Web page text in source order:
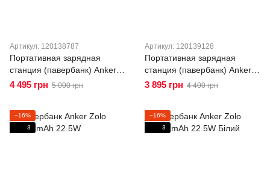
Артикул: 120138787
Портативная зарядная
станция (павербанк) Anker
Power Bank A1695 25 000
планшетов и смартфонов
Black
4 495 грн 5 000 грн
Артикул: 120139128
Портативная зарядная
станция (павербанк) Anker
Power Bank A1695 25 000
планшетов и смартфонов
Silver
3 895 грн 4 400 грн
−16%
3
−16%
3